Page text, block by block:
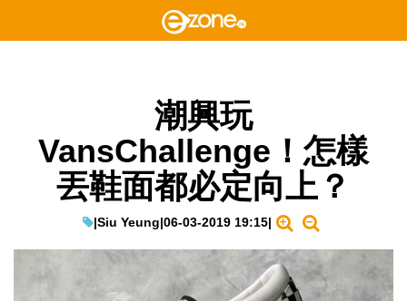
潮興玩
VansChallenge！怎樣
丟鞋面都必定向上？
|Siu Yeung|06-03-2019 19:15|